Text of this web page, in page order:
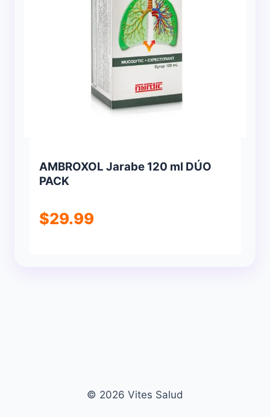
AMBROXOL Jarabe 120 ml DÚO
PACK
$29.99
© 2026 Vites Salud